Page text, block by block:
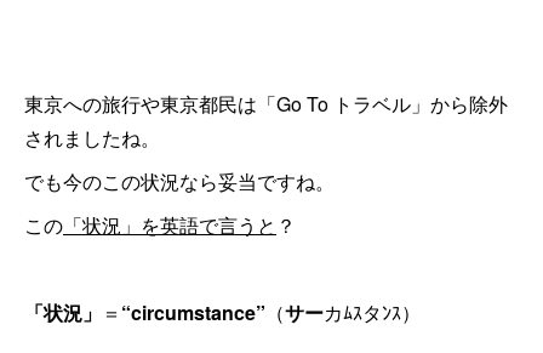
東京への旅行や東京都民は「Go To トラベル」から除外
されましたね。
でも今のこの状況なら妥当ですね。
この 「状況」を英語で言うと ？
「状況」 ＝ “circumstance” （サーカﾑｽタﾝｽ）